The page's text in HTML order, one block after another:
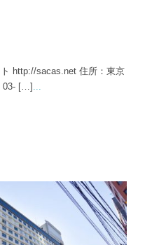
http://sacas.net 住所：東京
03- […] ...